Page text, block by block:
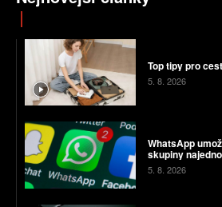
Top tipy pro
5. 8. 2026
WhatsApp
skupiny
5. 8. 2026